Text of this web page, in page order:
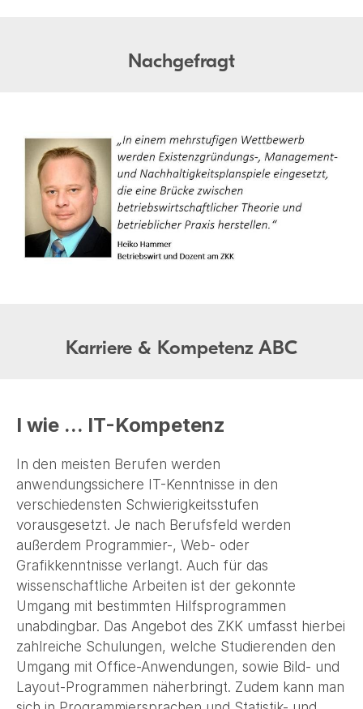
Nachgefragt
Karriere & Kompetenz ABC
I wie ... IT-Kompetenz
In den meisten Berufen werden
anwendungssichere IT-Kenntnisse in den
verschiedensten Schwierigkeitsstufen
vorausgesetzt. Je nach Berufsfeld werden
außerdem Programmier-, Web- oder
Grafikkenntnisse verlangt. Auch für das
wissenschaftliche Arbeiten ist der gekonnte
Umgang mit bestimmten Hilfsprogrammen
unabdingbar. Das Angebot des ZKK umfasst hierbei
zahlreiche Schulungen, welche Studierenden den
Umgang mit Office-Anwendungen, sowie Bild- und
Layout-Programmen näherbringt. Zudem kann man